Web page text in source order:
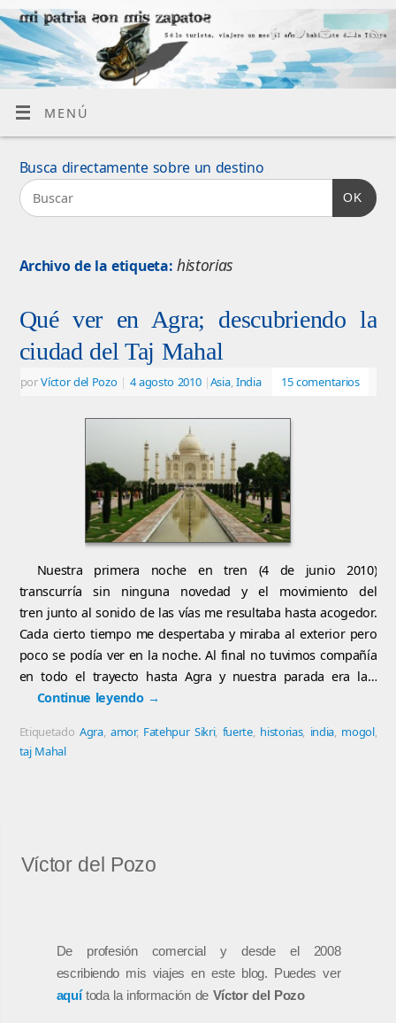
MENÚ
Busca directamente sobre un destino
OK
Archivo de la etiqueta: historias
Qué ver en Agra; descubriendo la
ciudad del Taj Mahal
porVíctor del Pozo | 4 agosto 2010 |Asia, India 15 comentarios
Nuestra primera noche en tren (4 de junio 2010)
transcurría sin ninguna novedad y el movimiento del
tren junto al sonido de las vías me resultaba hasta acogedor.
Cada cierto tiempo me despertaba y miraba al exterior pero
poco se podía ver en la noche. Al final no tuvimos compañía
en todo el trayecto hasta Agra y nuestra parada era la…
Continue leyendo →
Etiquetado Agra,amor, Fatehpur Sikri, fuerte, historias, india, mogol,
taj Mahal
Víctor del Pozo
De profesión comercial y desde el 2008
escribiendo mis viajes en este blog. Puedes ver
aquítoda la información de Víctor del Pozo